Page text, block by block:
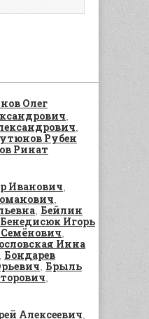
Олег
Рубен
Ринат
Иванович
Бейлин
Бенедисюк Игорь
Инна
Бондарев
Брыль
Алексеевич